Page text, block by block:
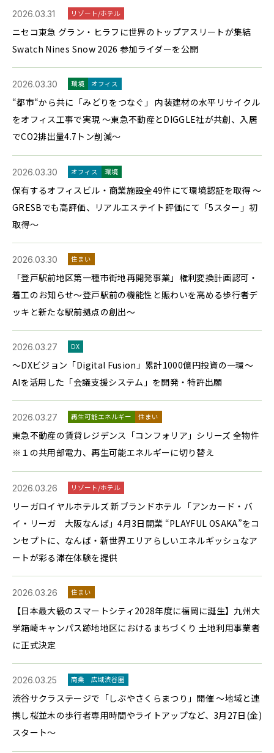
2026.03.31 リゾート/ホテル
ニセコ東急 グラン・ヒラフに世界のトップアスリートが集結
Swatch Nines Snow 2026 参加ライダーを公開
2026.03.30 環境 オフィス
“都市“から共に「みどりをつなぐ」 内装建材の水平リサイクル
をオフィス工事で実現 ～東急不動産とDIGGLE社が共創、入居
でCO2排出量4.7トン削減～
2026.03.30 オフィス 環境
保有するオフィスビル・商業施設全49件にて環境認証を取得 ～
GRESBでも高評価、リアルエステイト評価にて「5スター」初
取得～
2026.03.30 住まい
「登戸駅前地区第一種市街地再開発事業」権利変換計画認可・
着工のお知らせ～登戸駅前の機能性と賑わいを高める歩行者デ
ッキと新たな駅前拠点の創出～
2026.03.27 DX
～DXビジョン「Digital Fusion」累計1000億円投資の一環～
AIを活用した「会議支援システム」を開発・特許出願
2026.03.27 再生可能エネルギー 住まい
東急不動産の賃貸レジデンス「コンフォリア」シリーズ 全物件
※１の共用部電力、再生可能エネルギーに切り替え
2026.03.26 リゾート/ホテル
リーガロイヤルホテルズ 新ブランドホテル 「アンカード・バ
イ・リーガ 大阪なんば」4月3日開業 “PLAYFUL OSAKA”をコ
ンセプトに、なんば・新世界エリアらしいエネルギッシュなア
ートが彩る滞在体験を提供
2026.03.26 住まい
【日本最大級のスマートシティ2028年度に福岡に誕生】九州大
学箱崎キャンパス跡地地区におけるまちづくり 土地利用事業者
に正式決定
2026.03.25 商業 広域渋谷圏
渋谷サクラステージで「しぶやさくらまつり」開催 ～地域と連
携し桜並木の歩行者専用時間やライトアップなど、3月27日(金)
スタート～